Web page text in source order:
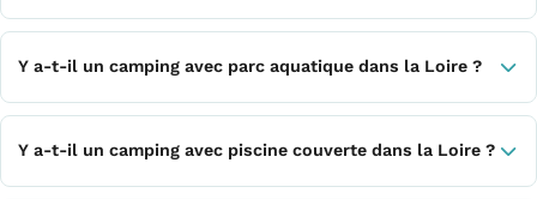
Y a-t-il un camping avec parc aquatique dans la Loire ?
Y a-t-il un camping avec piscine couverte dans la Loire ?